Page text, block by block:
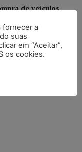
de veículos
de empregado que
de trabalho
fornecer a
suas
em “Aceitar”,
os cookies.